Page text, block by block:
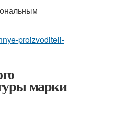
proizvoditeli-
марки